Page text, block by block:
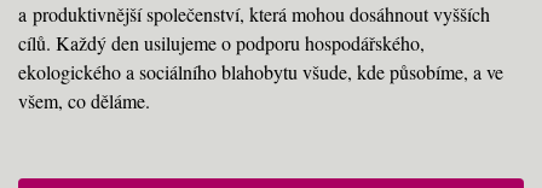
a produktivnější společenství, která mohou dosáhnout vyšších
cílů. Každý den usilujeme o podporu hospodářského,
ekologického a sociálního blahobytu všude, kde působíme, a ve
všem, co děláme.